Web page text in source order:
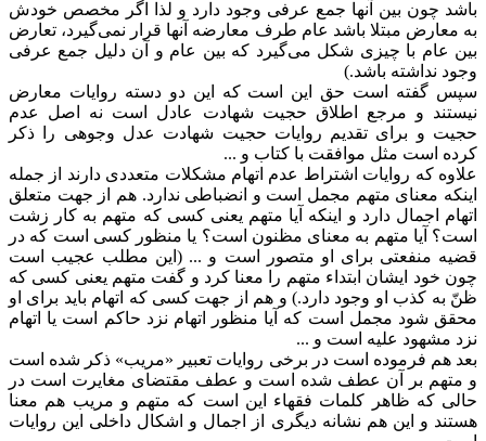
باشد چون بین آنها جمع عرفی وجود دارد و لذا اگر مخصص خودش
به معارض مبتلا باشد عام طرف معارضه آنها قرار نمی‌گیرد، تعارض
بین عام با چیزی شکل می‌گیرد که بین عام و آن دلیل جمع عرفی
وجود نداشته باشد.)
سپس گفته است حق این است که این دو دسته روایات معارض
نیستند و مرجع اطلاق حجیت شهادت عادل است نه اصل عدم
حجیت و برای تقدیم روایات حجیت شهادت عدل وجوهی را ذکر
کرده است مثل موافقت با کتاب و ...
علاوه که روایات اشتراط عدم اتهام مشکلات متعددی دارند از جمله
اینکه معنای متهم مجمل است و انضباطی ندارد. هم از جهت متعلق
اتهام اجمال دارد و اینکه آیا متهم یعنی کسی که متهم به کار زشت
است؟ آیا متهم به معنای مظنون است؟ یا منظور کسی است که در
قضیه منفعتی برای او متصور است و ... (این مطلب عجیب است
چون خود ایشان ابتداء متهم را معنا کرد و گفت متهم یعنی کسی که
ظنّ به کذب او وجود دارد.) و هم از جهت کسی که اتهام باید برای او
محقق شود مجمل است که آیا منظور اتهام نزد حاکم است یا اتهام
نزد مشهود علیه است و ...
بعد هم فرموده است در برخی روایات تعبیر «مریب» ذکر شده است
و متهم بر آن عطف شده است و عطف مقتضای مغایرت است در
حالی که ظاهر کلمات فقهاء این است که متهم و مریب هم معنا
هستند و این هم نشانه دیگری از اجمال و اشکال داخلی این روایات